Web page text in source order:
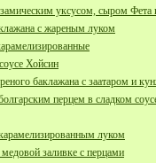
уксусом, сыром
с жареным луком
Хойсин
баклажана с заатаром и
перцем в сладком
луком
заливке с перцами